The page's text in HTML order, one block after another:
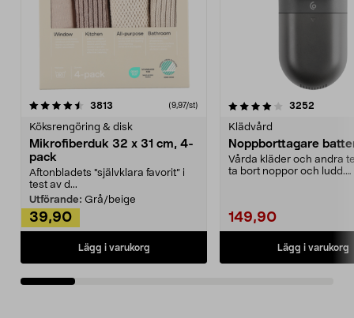
3813 (9,97/st)
Köksrengöring & disk
Mikrofiberduk 32 x 31 cm, 4-
pack
Aftonbladets "självklara favorit” i
test av d...
Utförande: Grå/beige
39,90
Lägg i varukorg
4.0av 5 stjärnor 3252
Klädvård
Noppborttagare
Vårda kläder och andra
ta bort noppor och ludd.
149,90
Lägg i varukorg
4.5av 5 stjärnor